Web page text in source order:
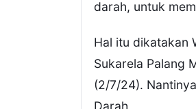
darah, untuk
Hal itu dikatakan
Sukarela Palang
(2/7/24).
Darah.